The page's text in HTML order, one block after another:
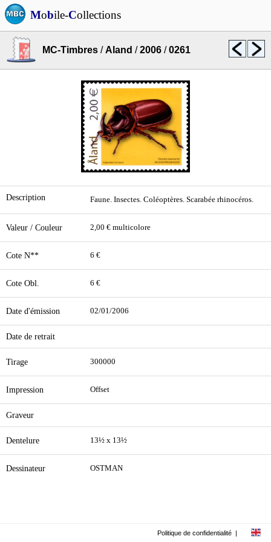
Mobile-Collections
MC-Timbres /Aland /2006 /0261
Description Faune. Insectes. Coléoptères. Scarabée rhinocéros.
Valeur / Couleur 2,00 € multicolore
Cote N** 6 €
Cote Obl. 6 €
Date d'émission 02/01/2006
Date de retrait
Tirage 300000
Impression Offset
Graveur
Dentelure 13½ x 13½
Dessinateur OSTMAN
Politique de confidentialité |